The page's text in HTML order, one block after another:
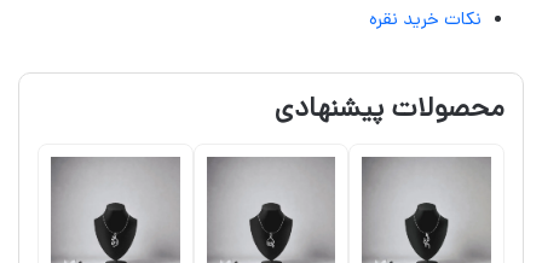
نکات خرید نقره
محصولات پیشنهادی